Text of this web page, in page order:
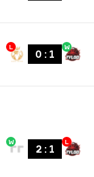
L
0 : 1
W
W
2: 1
L